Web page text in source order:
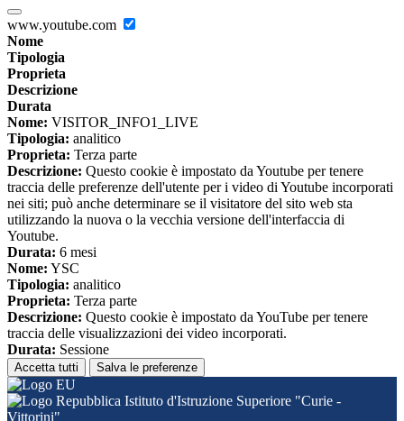
www.youtube.com
Nome
Tipologia
Proprieta
Descrizione
Durata
Nome: VISITOR_INFO1_LIVE
Tipologia: analitico
Proprieta: Terza parte
Descrizione: Questo cookie è impostato da Youtube per tenere
traccia delle preferenze dell'utente per i video di Youtube incorporati
nei siti; può anche determinare se il visitatore del sito web sta
utilizzando la nuova o la vecchia versione dell'interfaccia di
Youtube.
Durata: 6 mesi
Nome: YSC
Tipologia: analitico
Proprieta: Terza parte
Descrizione: Questo cookie è impostato da YouTube per tenere
traccia delle visualizzazioni dei video incorporati.
Durata: Sessione
Accetta tutti Salva le preferenze
Istituto d'Istruzione Superiore "Curie -
Vittorini"